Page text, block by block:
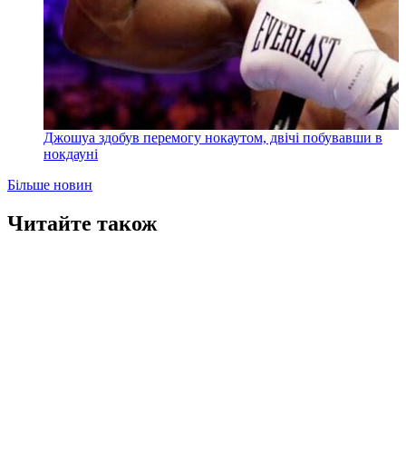
Джошуа здобув перемогу нокаутом, двічі побувавши в
нокдауні
Більше новин
Читайте також